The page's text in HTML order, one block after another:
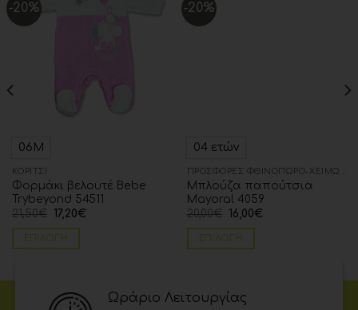
-20%
06Μ
ΚΟΡΊΤΣΙ
Φορμάκι βελουτέ Bebe
Trybeyond 54511
21,50€ 17,20€
ΕΠΙΛΟΓΉ
-20%
04 ετών
Μπλούζα παπούτσια
Mayoral 4059
20,00€ 16,00€
ΕΠΙΛΟΓΉ
Ωράριο Λειτουργίας